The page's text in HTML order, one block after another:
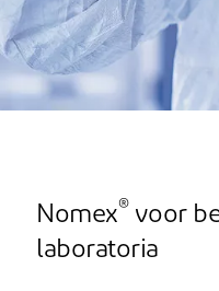
Nomex® voor
laboratoria